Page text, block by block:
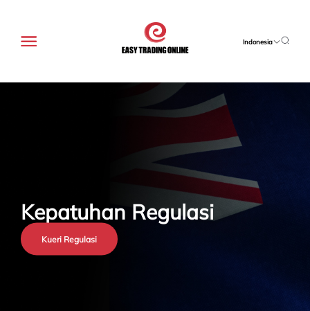
Indonesia
Kepatuhan Regulasi
Kueri Regulasi